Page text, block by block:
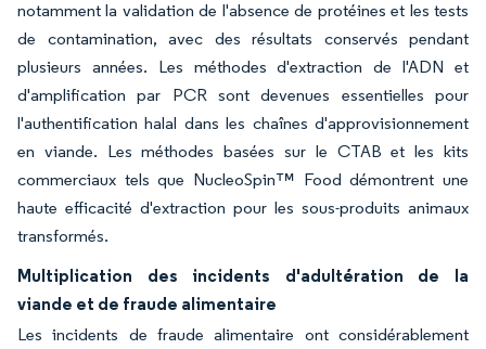
notamment la validation de l'absence de protéines et les tests
de contamination, avec des résultats conservés pendant
plusieurs années. Les méthodes d'extraction de l'ADN et
d'amplification par PCR sont devenues essentielles pour
l'authentification halal dans les chaînes d'approvisionnement
en viande. Les méthodes basées sur le CTAB et les kits
commerciaux tels que NucleoSpin™ Food démontrent une
haute efficacité d'extraction pour les sous-produits animaux
transformés.
Multiplication des incidents d'adultération de la
viande et de fraude alimentaire
Les incidents de fraude alimentaire ont considérablement